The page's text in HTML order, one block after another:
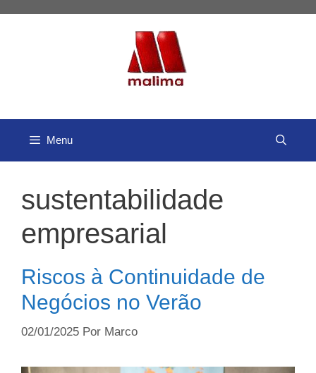
Menu
sustentabilidade
empresarial
Riscos à Continuidade de
Negócios no Verão
02/01/2025 Por Marco